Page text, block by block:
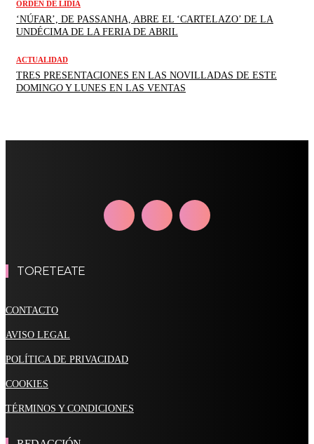
ORDEN DE LIDIA
‘NÚFAR’, DE PASSANHA, ABRE EL ‘CARTELAZO’ DE LA
UNDÉCIMA DE LA FERIA DE ABRIL
ACTUALIDAD
TRES PRESENTACIONES EN LAS NOVILLADAS DE ESTE
DOMINGO Y LUNES EN LAS VENTAS
TORETEATE
CONTACTO
AVISO LEGAL
POLÍTICA DE PRIVACIDAD
COOKIES
TÉRMINOS Y CONDICIONES